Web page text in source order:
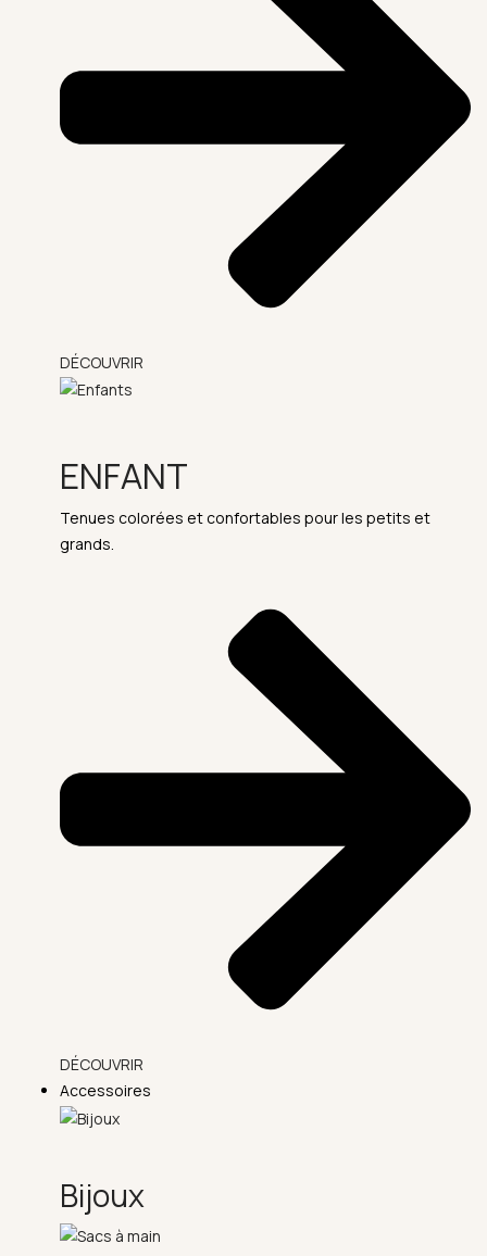
DÉCOUVRIR
ENFANT
Tenues colorées et confortables pour les petits et
grands.
DÉCOUVRIR
Accessoires
Bijoux